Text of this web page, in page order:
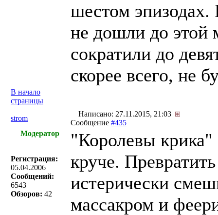
шестом эпизодах.
не дошли до этой
сократили до
скорее всего, не
В начало
страницы
strom
Написано: 27.11.2015, 21:03
Сообщение #435
Модератор
Регистрация:
05.04.2006
Сообщений:
6543
Обзоров: 42
"Королевы крика"
круче.
истерически
массакром и